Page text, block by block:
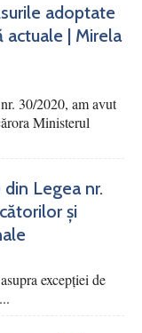
adoptate
| Mirela
30/2020, am avut
Ministerul
Legea nr.
și
excepției de